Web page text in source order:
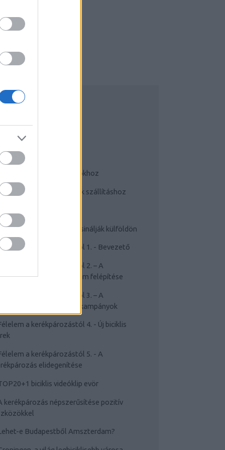
tippek
Kerékpárok a mindennapokhoz
cargo bringák szállításhoz
Cyclechic.hu on tour: Így csinálják külföldön
a kerékpározástól 1. - Bevezető
Félelem a kerékpározástól 2. – A
való félelem felépítése
Félelem a kerékpározástól 3. – A
népszerűsítő kampányok
a kerékpározástól 4. - Új biciklis
a kerékpározástól 5. - A
elidegenítése
biciklis videóklip evör
kerékpározás népszerűsítése pozitív
e Budapestből Amszterdam?